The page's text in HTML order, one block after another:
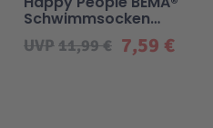
Malen & Zeichnen
Marvel™ Super Heroes
Knights 7,59 €
UVP11,99 €
Schwimmsocken
Größe 24-27